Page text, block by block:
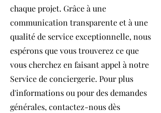
chaque projet. Grâce à une
communication transparente et à une
qualité de service exceptionnelle, nous
espérons que vous trouverez ce que
vous cherchez en faisant appel à notre
Service de conciergerie. Pour plus
d'informations ou pour des demandes
générales, contactez-nous dès